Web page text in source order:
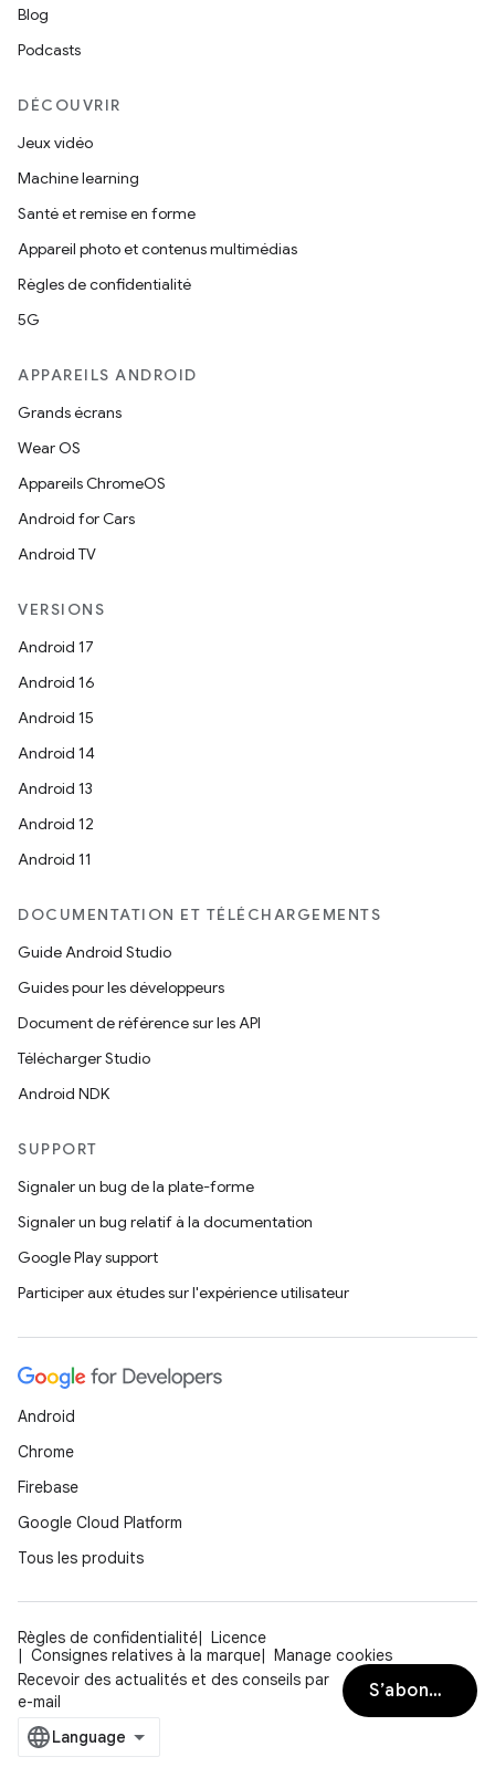
Blog
Podcasts
DÉCOUVRIR
Jeux vidéo
Machine learning
Santé et remise en forme
Appareil photo et contenus multimédias
Règles de confidentialité
5G
APPAREILS ANDROID
Grands écrans
Wear OS
Appareils ChromeOS
Android for Cars
Android TV
VERSIONS
Android 17
Android 16
Android 15
Android 14
Android 13
Android 12
Android 11
DOCUMENTATION ET TÉLÉCHARGEMENTS
Guide Android Studio
Guides pour les développeurs
Document de référence sur les API
Télécharger Studio
Android NDK
SUPPORT
Signaler un bug de la plate-forme
Signaler un bug relatif à la documentation
Google Play support
Participer aux études sur l'expérience utilisateur
Android
Chrome
Firebase
Google Cloud Platform
Tous les produits
Règles de confidentialité
Licence
Consignes relatives à la marque
Manage cookies
Recevoir des actualités et des conseils par
e-mail
S’abonner